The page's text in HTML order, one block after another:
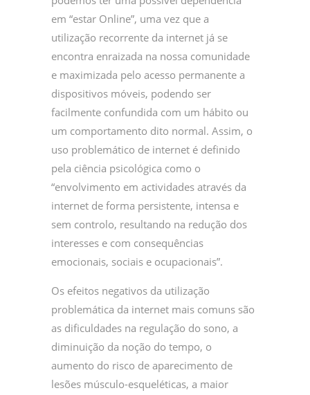
em “estar Online”, uma vez que a
utilização recorrente da internet já se
encontra enraizada na nossa comunidade
e maximizada pelo acesso permanente a
dispositivos móveis, podendo ser
facilmente confundida com um hábito ou
um comportamento dito normal. Assim, o
uso problemático de internet é definido
pela ciência psicológica como o
“envolvimento em actividades através da
internet de forma persistente, intensa e
sem controlo, resultando na redução dos
interesses e com consequências
emocionais, sociais e ocupacionais”.
Os efeitos negativos da utilização
problemática da internet mais comuns são
as dificuldades na regulação do sono, a
diminuição da noção do tempo, o
aumento do risco de aparecimento de
lesões músculo-esqueléticas, a maior